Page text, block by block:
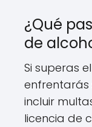
¿Qué
de
Si superas
enfrentarás
incluir
licencia de